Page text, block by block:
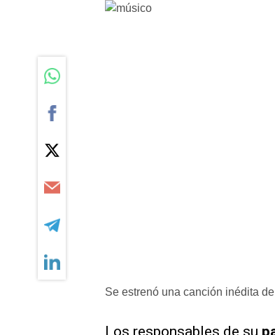
Se estrenó una canción inédita
Los responsables de su